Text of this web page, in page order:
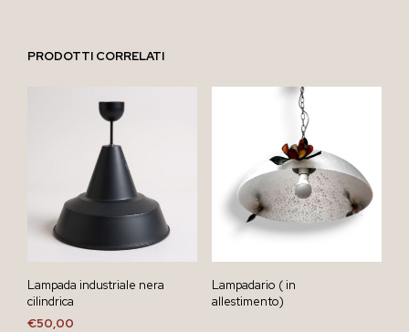
PRODOTTI CORRELATI
Lampada industriale nera
cilindrica
€50,00
Lampadario ( in
allestimento)